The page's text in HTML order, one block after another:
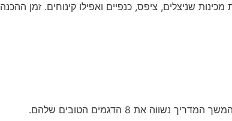
שניצלים, ציפס, כנפיים ואפילו קינוחים. זמן ההכנה